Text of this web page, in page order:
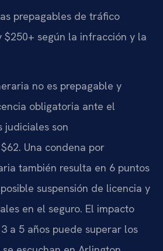
prepagables de tráfico
$250+ según la infracción y la
no es prepagable y
obligatoria ante el
judiciales son
Una condena por
también resulta en 6 puntos
suspensión de licencia y
en el seguro. El impacto
a 5 años puede superar los